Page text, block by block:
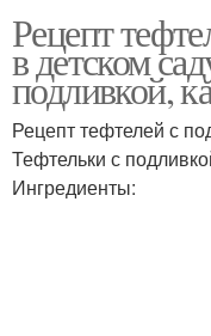
Сад с подливкой
Рецепт
в детском
подливкой,
Рецепт тефтелей с
Тефтельки с
Ингредиенты: